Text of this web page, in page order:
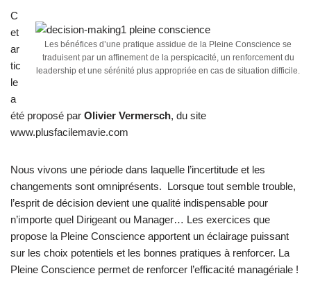
Les bénéfices d’une pratique assidue de la Pleine Conscience se
traduisent par un affinement de la perspicacité, un renforcement du
leadership et une sérénité plus appropriée en cas de situation difficile.
C
et
ar
tic
le
a
été proposé par Olivier Vermersch, du site
www.plusfacilemavie.com
Nous vivons une période dans laquelle l’incertitude et les
changements sont omniprésents. Lorsque tout semble trouble,
l’esprit de décision devient une qualité indispensable pour
n’importe quel Dirigeant ou Manager… Les exercices que
propose la Pleine Conscience apportent un éclairage puissant
sur les choix potentiels et les bonnes pratiques à renforcer. La
Pleine Conscience permet de renforcer l’efficacité managériale !